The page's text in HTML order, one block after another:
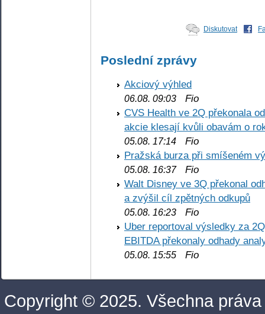
Diskutovat
Poslední zprávy
Akciový výhled
06.08. 09:03 Fio
CVS Health ve 2Q překonala
akcie klesají kvůli obavám o
05.08. 17:14 Fio
Pražská burza při smíšeném
05.08. 16:37Fio
Walt Disney ve 3Q překonal
a zvýšil cíl zpětných odkupů
05.08. 16:23 Fio
Uber reportoval výsledky za
EBITDA překonaly odhady
05.08. 15:55 Fio
Copyright © 2025. Všechna práva